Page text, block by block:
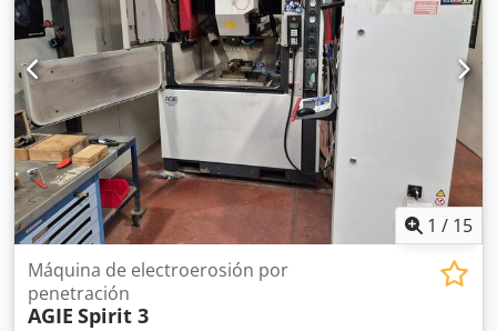
1 / 15
Máquina de electroerosión por
penetración
AGIE Spirit 3